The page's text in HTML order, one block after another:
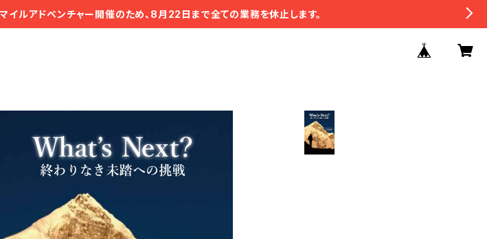
イルアドベンチャー開催のため、8月22日まで全ての業務を休止します。